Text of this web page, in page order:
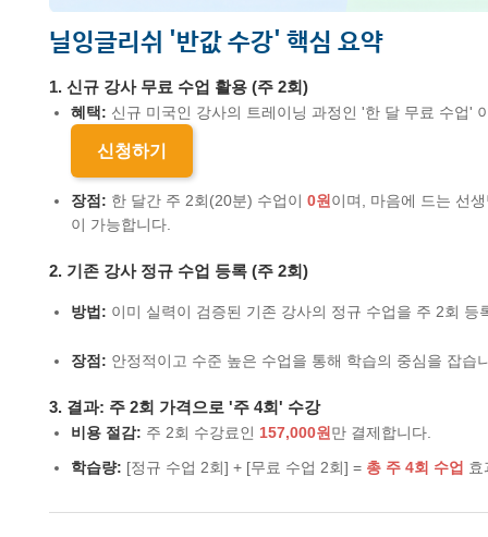
닐잉글리쉬 '반값 수강' 핵심 요약
1. 신규 강사 무료 수업 활용 (주 2회)
혜택: 신규 미국인 강사의 트레이닝 과정인 '한 달 무료 수업'
신청하기
장점: 한 달간 주 2회(20분) 수업이 0원 이며, 마음에 드는 선
이 가능합니다.
2. 기존 강사 정규 수업 등록 (주 2회)
방법: 이미 실력이 검증된 기존 강사의 정규 수업을 주 2회 등
장점: 안정적이고 수준 높은 수업을 통해 학습의 중심을 잡습
3. 결과: 주 2회 가격으로 '주 4회' 수강
비용 절감: 주 2회 수강료인 157,000원 만 결제합니다.
학습량: [정규 수업 2회] + [무료 수업 2회] = 총 주 4회 수업 효